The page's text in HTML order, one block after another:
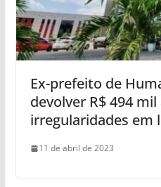
Ex-prefeito de
devolver R$ 494 mil
irregularidades em
11 de abril de 2023